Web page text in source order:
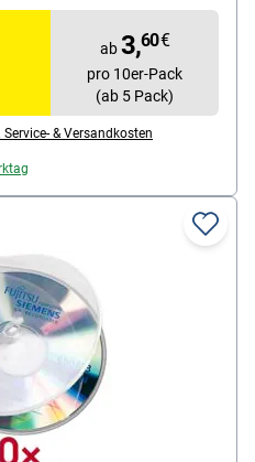
ab3,60€
pro 10er-Pack
(ab 5 Pack)
Service- & Versandkosten